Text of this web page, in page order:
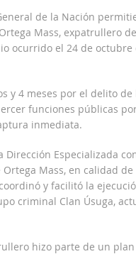
de la Nación
Mass, expatrullero
ocurrido el 24 de octubre
y 4 meses por el delito
funciones públicas
inmediata.
Especializada
Mass, en calidad
y facilitó la
criminal Clan Úsuga,
hizo parte de un
Delwin